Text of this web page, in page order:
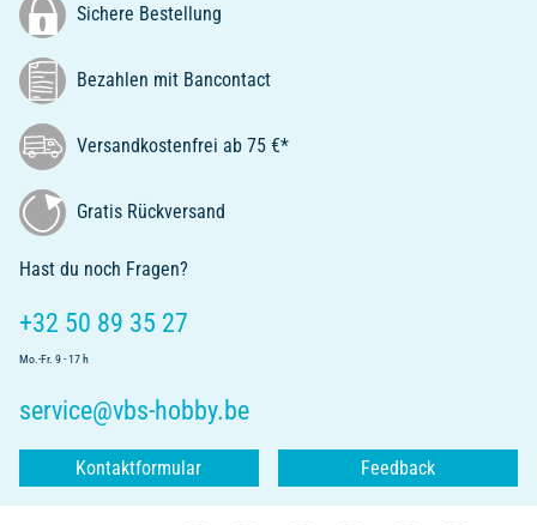
Sichere Bestellung
Bezahlen mit Bancontact
Versandkostenfrei ab 75 €*
Gratis Rückversand
Hast du noch Fragen?
+32 50 89 35 27
Mo.-Fr. 9 - 17 h
service@vbs-hobby.be
Kontaktformular Feedback